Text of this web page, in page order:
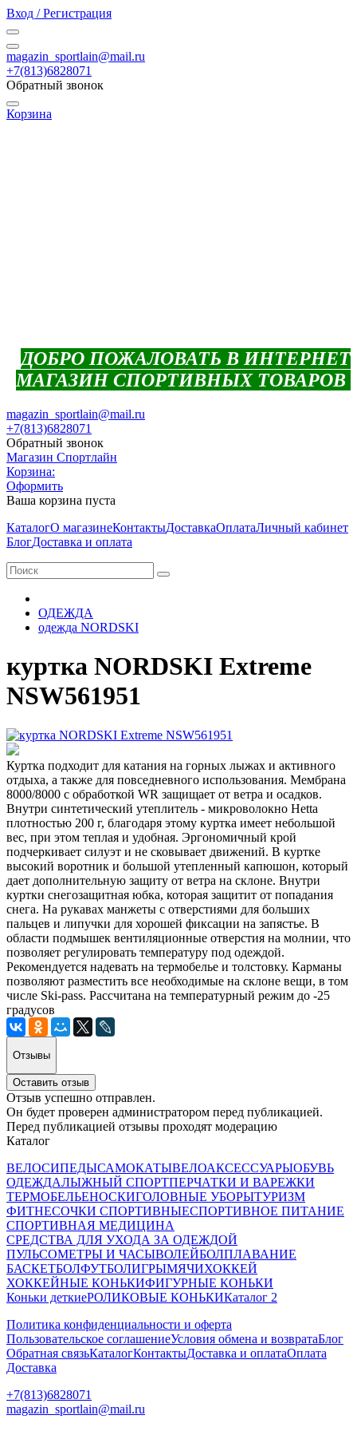
Вход / Регистрация
magazin_sportlain@mail.ru
+7(813)6828071
Обратный звонок
Корзина
ДОБРО ПОЖАЛОВАТЬ В ИНТЕРНЕТ
МАГАЗИН СПОРТИВНЫХ ТОВАРОВ
magazin_sportlain@mail.ru
+7(813)6828071
Обратный звонок
Магазин Спортлайн
Корзина:
Оформить
Ваша корзина пуста
КаталогО магазинеКонтактыДоставкаОплатаЛичный кабинет
БлогДоставка и оплата
ОДЕЖДА
одежда NORDSKI
куртка NORDSKI Extreme
NSW561951
Куртка подходит для катания на горных лыжах и активного
отдыха, а также для повседневного использования. Мембрана
8000/8000 с обработкой WR защищает от ветра и осадков.
Внутри синтетический утеплитель - микроволокно Hetta
плотностью 200 г, благодаря этому куртка имеет небольшой
вес, при этом теплая и удобная. Эргономичный крой
подчеркивает силуэт и не сковывает движений. В куртке
высокий воротник и большой утепленный капюшон, который
дает дополнительную защиту от ветра на склоне. Внутри
куртки снегозащитная юбка, которая защитит от попадания
снега. На рукавах манжеты с отверстиями для больших
пальцев и липучки для хорошей фиксации на запястье. В
области подмышек вентиляционные отверстия на молнии, что
позволяет регулировать температуру под одеждой.
Рекомендуется надевать на термобелье и толстовку. Карманы
позволяют разместить все необходимые на склоне вещи, в том
числе Ski-pass. Рассчитана на температурный режим до -25
градусов
Отзывы
Оставить отзыв
Отзыв успешно отправлен.
Он будет проверен администратором перед публикацией.
Перед публикацией отзывы проходят модерацию
Каталог
ВЕЛОСИПЕДЫСАМОКАТЫВЕЛОАКСЕССУАРЫОБУВЬ
ОДЕЖДАЛЫЖНЫЙ СПОРТПЕРЧАТКИ И ВАРЕЖКИ
ТЕРМОБЕЛЬЕНОСКИГОЛОВНЫЕ УБОРЫТУРИЗМ
ФИТНЕСОЧКИ СПОРТИВНЫЕСПОРТИВНОЕ ПИТАНИЕ
СПОРТИВНАЯ МЕДИЦИНА
СРЕДСТВА ДЛЯ УХОДА ЗА ОДЕЖДОЙ
ПУЛЬСОМЕТРЫ И ЧАСЫВОЛЕЙБОЛПЛАВАНИЕ
БАСКЕТБОЛФУТБОЛИГРЫМЯЧИХОККЕЙ
ХОККЕЙНЫЕ КОНЬКИФИГУРНЫЕ КОНЬКИ
Коньки деткиеРОЛИКОВЫЕ КОНЬКИКаталог 2
Политика конфиденциальности и оферта
Пользовательское соглашениеУсловия обмена и возвратаБлог
Обратная связьКаталогКонтактыДоставка и оплатаОплата
Доставка
+7(813)6828071
magazin_sportlain@mail.ru